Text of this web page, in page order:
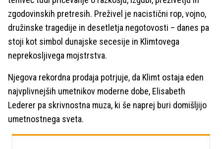
zgodovinskih pretresih. Preživel je nacistični rop, vojno,
družinske tragedije in desetletja negotovosti – danes pa
stoji kot simbol dunajske secesije in Klimtovega
neprekosljivega mojstrstva.
Njegova rekordna prodaja potrjuje, da Klimt ostaja eden
najvplivnejših umetnikov moderne dobe, Elisabeth
Lederer pa skrivnostna muza, ki še naprej buri domišljijo
umetnostnega sveta.